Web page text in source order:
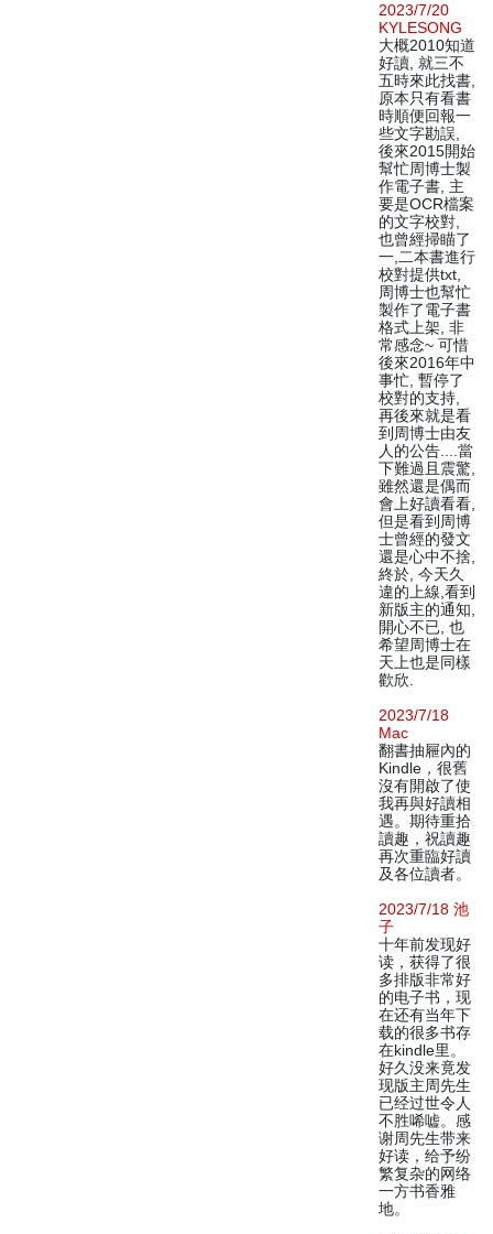
2023/7/20
KYLESONG
大概2010知道
好讀, 就三不
五時來此找書,
原本只有看書
時順便回報一
些文字勘誤,
後來2015開始
幫忙周博士製
作電子書, 主
要是OCR檔案
的文字校對,
也曾經掃瞄了
一,二本書進行
校對提供txt,
周博士也幫忙
製作了電子書
格式上架, 非
常感念~ 可惜
後來2016年中
事忙, 暫停了
校對的支持,
再後來就是看
到周博士由友
人的公告....當
下難過且震驚,
雖然還是偶而
會上好讀看看,
但是看到周博
士曾經的發文
還是心中不捨,
終於, 今天久
違的上線,看到
新版主的通知,
開心不已, 也
希望周博士在
天上也是同樣
歡欣.
2023/7/18
Mac
翻書抽屜內的
Kindle，很舊
沒有開啟了使
我再與好讀相
遇。期待重拾
讀趣，祝讀趣
再次重臨好讀
及各位讀者。
2023/7/18 池
子
十年前发现好
读，获得了很
多排版非常好
的电子书，现
在还有当年下
载的很多书存
在kindle里。
好久没来竟发
现版主周先生
已经过世令人
不胜唏嘘。感
谢周先生带来
好读，给予纷
繁复杂的网络
一方书香雅
地。